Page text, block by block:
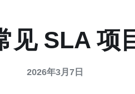
见 SLA 项
2026年3月7日